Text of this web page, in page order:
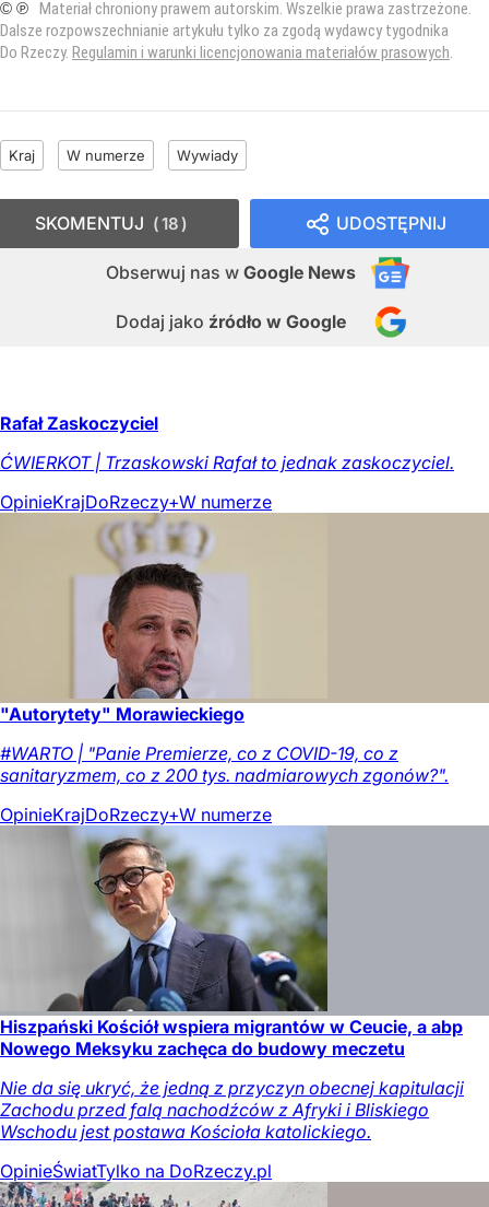
© ℗ Materiał chroniony prawem autorskim. Wszelkie prawa zastrzeżone.
Dalsze rozpowszechnianie artykułu tylko za zgodą wydawcy tygodnika
Do Rzeczy. Regulamin i warunki licencjonowania materiałów prasowych.
Kraj W numerze Wywiady
UDOSTĘPNIJ
Obserwuj nas w Google News
Dodaj jako źródło w Google
SKOMENTUJ 18
Rafał Zaskoczyciel
ĆWIERKOT | Trzaskowski Rafał to jednak zaskoczyciel.
OpinieKrajDoRzeczy+W numerze
"Autorytety" Morawieckiego
#WARTO | "Panie Premierze, co z COVID-19, co z
sanitaryzmem, co z 200 tys. nadmiarowych zgonów?".
OpinieKrajDoRzeczy+W numerze
Hiszpański Kościół wspiera migrantów w Ceucie, a abp
Nowego Meksyku zachęca do budowy meczetu
Nie da się ukryć, że jedną z przyczyn obecnej kapitulacji
Zachodu przed falą nachodźców z Afryki i Bliskiego
Wschodu jest postawa Kościoła katolickiego.
OpinieŚwiatTylko na DoRzeczy.pl